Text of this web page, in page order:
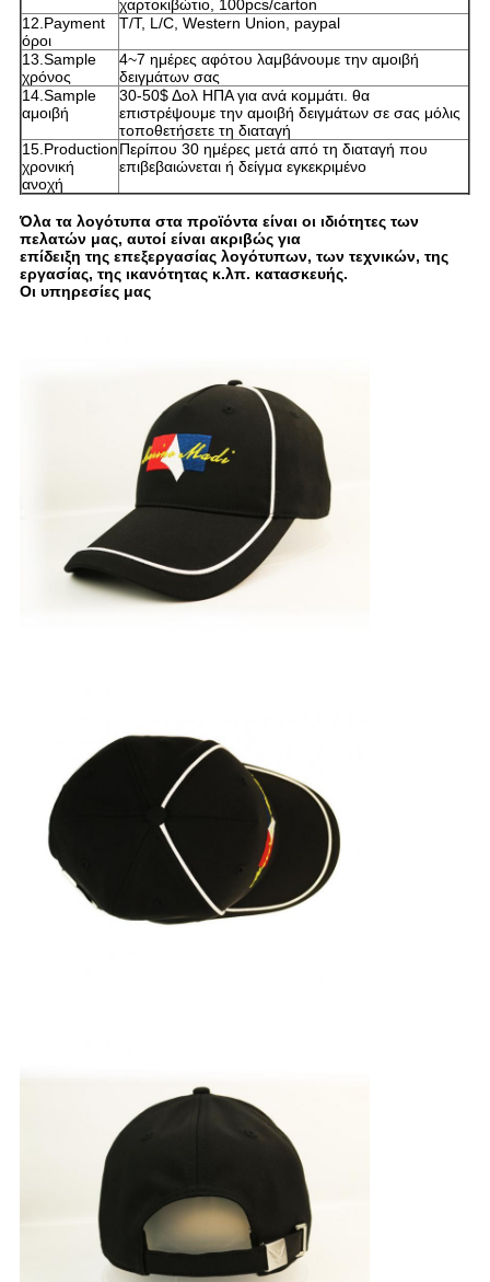
χαρτοκιβώτιο, 100pcs/carton
12.Payment
όροι
T/T, L/C, Western Union, paypal
13.Sample
χρόνος
4~7 ημέρες αφότου λαμβάνουμε την αμοιβή
δειγμάτων σας
14.Sample
αμοιβή
30-50$ Δολ ΗΠΑ για ανά κομμάτι. θα
επιστρέψουμε την αμοιβή δειγμάτων σε σας μόλις
τοποθετήσετε τη διαταγή
15.Production
χρονική
ανοχή
Περίπου 30 ημέρες μετά από τη διαταγή που
επιβεβαιώνεται ή δείγμα εγκεκριμένο
Όλα τα λογότυπα στα προϊόντα είναι οι ιδιότητες των
πελατών μας, αυτοί είναι ακριβώς για
επίδειξη της επεξεργασίας λογότυπων, των τεχνικών, της
εργασίας, της ικανότητας κ.λπ. κατασκευής.
Οι υπηρεσίες μας